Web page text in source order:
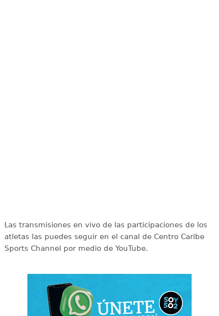
Las transmisiones en vivo de las participaciones de los
atletas las puedes seguir en el canal de Centro Caribe
Sports Channel por medio de YouTube.